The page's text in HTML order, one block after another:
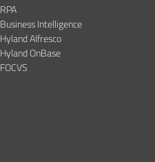
RPA
Business Intelligence
Hyland Alfresco
Hyland OnBase
FOCVS